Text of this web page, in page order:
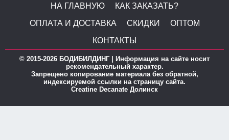
НА ГЛАВНУЮ
КАК ЗАКАЗАТЬ?
ОПЛАТА И ДОСТАВКА
СКИДКИ
ОПТОМ
КОНТАКТЫ
© 2015-2026 БОДИБИЛДИНГ | Информация на сайте носит
рекомендательный характер.
Запрещено копирование материала без обратной,
индексируемой ссылки на страницу сайта.
Creatine Decanate Долинск